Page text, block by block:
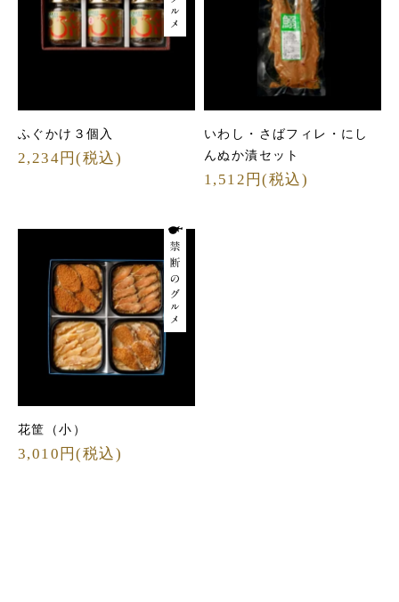
ふぐかけ３個入
2,234円(税込)
いわし・さばフィレ・にし
んぬか漬セット
1,512円(税込)
花筐（小）
3,010円(税込)